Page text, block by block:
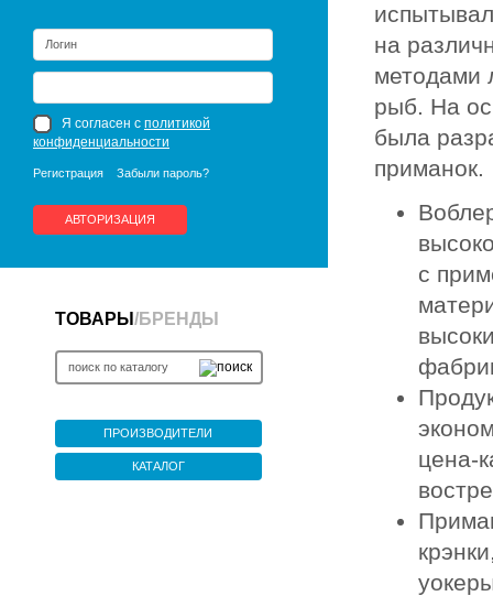
Я согласен с политикой
конфиденциальности
Регистрация Забыли пароль?
АВТОРИЗАЦИЯ
ТОВАРЫ /БРЕНДЫ
ПРОИЗВОДИТЕЛИ
КАТАЛОГ
на
методами
рыб. На
была
приманок.
с
цена-